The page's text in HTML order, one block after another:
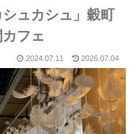
シュカシュ」穀町
フェ
2024.07.11 2026.07.04